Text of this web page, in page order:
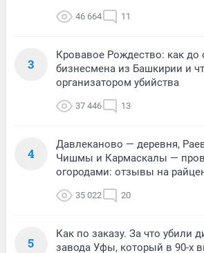
46 664 11
3
Кровавое Рождество: как до
бизнесмена из Башкирии и
организатором убийства
37 446 13
4
Давлеканово — деревня,
Чишмы и Кармаскалы —
огородами: отзывы на
35 022 20
5
Как по заказу. За что убили
завода Уфы, который в 90-х